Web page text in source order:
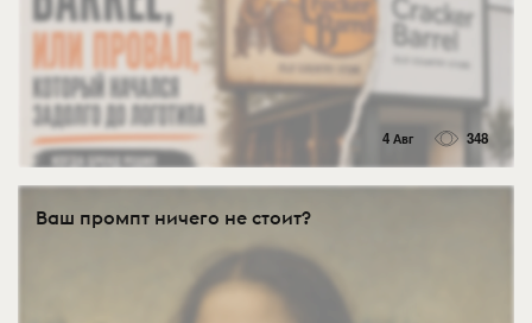
4 Авг 348
Ваш промпт ничего не стоит?